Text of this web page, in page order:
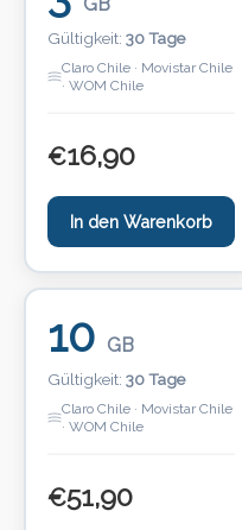
GB
Gültigkeit: 30 Tage
Claro Chile · Movistar Chile
· WOM Chile
€16,90
In den Warenkorb
10 GB
Gültigkeit: 30 Tage
Claro Chile · Movistar Chile
· WOM Chile
€51,90